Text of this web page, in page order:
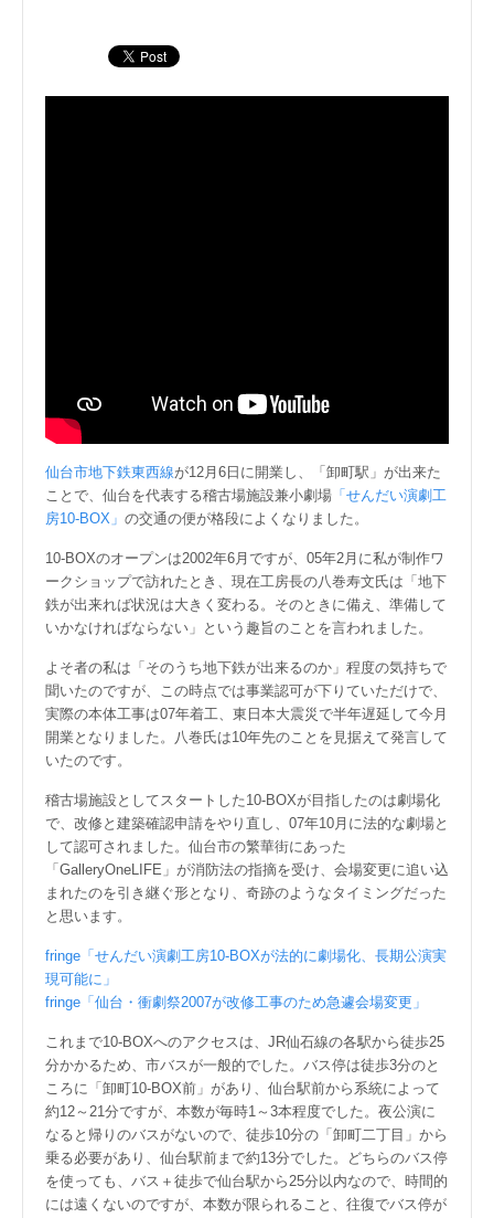
仙台市地下鉄東西線が12月6日に開業し、「卸町駅」が出来た
ことで、仙台を代表する稽古場施設兼小劇場 「せんだい演劇工
房10-BOX」 の交通の便が格段によくなりました。
10-BOXのオープンは2002年6月ですが、05年2月に私が制作ワ
ークショップで訪れたとき、現在工房長の八巻寿文氏は「地下
鉄が出来れば状況は大きく変わる。そのときに備え、準備して
いかなければならない」という趣旨のことを言われました。
よそ者の私は「そのうち地下鉄が出来るのか」程度の気持ちで
聞いたのですが、この時点では事業認可が下りていただけで、
実際の本体工事は07年着工、東日本大震災で半年遅延して今月
開業となりました。八巻氏は10年先のことを見据えて発言して
いたのです。
稽古場施設としてスタートした10-BOXが目指したのは劇場化
で、改修と建築確認申請をやり直し、07年10月に法的な劇場と
して認可されました。仙台市の繁華街にあった
「GalleryOneLIFE」が消防法の指摘を受け、会場変更に追い込
まれたのを引き継ぐ形となり、奇跡のようなタイミングだった
と思います。
fringe「せんだい演劇工房10-BOXが法的に劇場化、長期公演実
現可能に」
fringe「仙台・衝劇祭2007が改修工事のため急遽会場変更」
これまで10-BOXへのアクセスは、JR仙石線の各駅から徒歩25
分かかるため、市バスが一般的でした。バス停は徒歩3分のと
ころに「卸町10-BOX前」があり、仙台駅前から系統によって
約12～21分ですが、本数が毎時1～3本程度でした。夜公演に
なると帰りのバスがないので、徒歩10分の「卸町二丁目」から
乗る必要があり、仙台駅前まで約13分でした。どちらのバス停
を使っても、バス＋徒歩で仙台駅から25分以内なので、時間的
には遠くないのですが、本数が限られること、往復でバス停が